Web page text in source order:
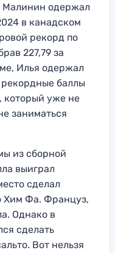
одержал
в канадском
рекорд по
227,79 за
Илья одержал
рекордные баллы
который уже не
заниматься
из сборной
выиграл
сделал
Хим Фа. Француз,
Однако в
сделать
Вот нельзя